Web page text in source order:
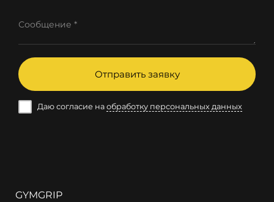
Сообщение *
Отправить заявку
Даю согласие на обработку персональных данных
GYMGRIP